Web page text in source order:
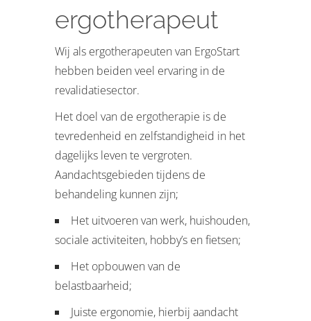
ergotherapeut
Wij als ergotherapeuten van ErgoStart
hebben beiden veel ervaring in de
revalidatiesector.
Het doel van de ergotherapie is de
tevredenheid en zelfstandigheid in het
dagelijks leven te vergroten.
Aandachtsgebieden tijdens de
behandeling kunnen zijn;
Het uitvoeren van werk, huishouden,
sociale activiteiten, hobby’s en fietsen;
Het opbouwen van de
belastbaarheid;
Juiste ergonomie, hierbij aandacht